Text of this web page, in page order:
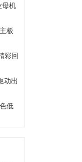
母机
板
彩回
动出
低